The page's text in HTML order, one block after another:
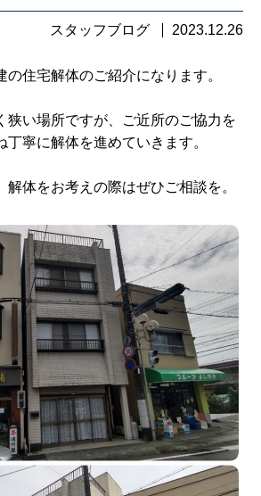
スタッフブログ 2023.12.26
住宅解体のご紹介になります。
狭い場所ですが、ご近所のご協力を
寧に解体を進めていきます。
解体をお考えの際はぜひご相談を。